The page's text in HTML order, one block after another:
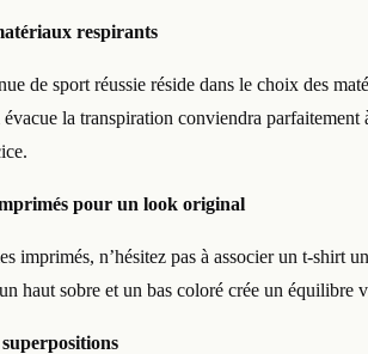
respirants
de sport réussie réside dans le choix des
la transpiration conviendra parfaitement
pour un look original
imprimés, n’hésitez pas à associer un t-shirt
haut sobre et un bas coloré crée un équilibre